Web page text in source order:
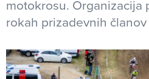
motokrosu. Organizacija
rokah prizadevnih